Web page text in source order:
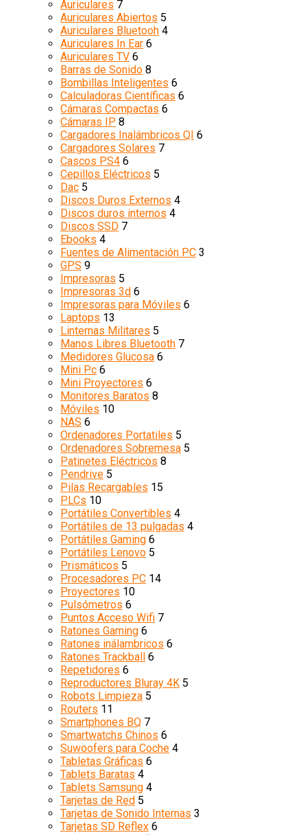
Auriculares 7
Auriculares Abiertos 5
Auriculares Bluetooh 4
Auriculares In Ear 6
Auriculares TV 6
Barras de Sonido 8
Bombillas Inteligentes 6
Calculadoras Científicas 6
Cámaras Compactas 6
Cámaras IP 8
Cargadores Inalámbricos QI 6
Cargadores Solares 7
Cascos PS4 6
Cepillos Eléctricos 5
Dac 5
Discos Duros Externos 4
Discos duros internos 4
Discos SSD 7
Ebooks 4
Fuentes de Alimentación PC 3
GPS 9
Impresoras 5
Impresoras 3d 6
Impresoras para Móviles 6
Laptops 13
Linternas Militares 5
Manos Libres Bluetooth 7
Medidores Glucosa 6
Mini Pc 6
Mini Proyectores 6
Monitores Baratos 8
Móviles 10
NAS 6
Ordenadores Portatiles 5
Ordenadores Sobremesa 5
Patinetes Eléctricos 8
Pendrive 5
Pilas Recargables 15
PLCs 10
Portátiles Convertibles 4
Portátiles de 13 pulgadas 4
Portátiles Gaming 6
Portátiles Lenovo 5
Prismáticos 5
Procesadores PC 14
Proyectores 10
Pulsómetros 6
Puntos Acceso Wifi 7
Ratones Gaming 6
Ratones inálambricos 6
Ratones Trackball 6
Repetidores 6
Reproductores Bluray 4K 5
Robots Limpieza 5
Routers 11
Smartphones BQ 7
Smartwatchs Chinos 6
Suwoofers para Coche 4
Tabletas Gráficas 6
Tablets Baratas 4
Tablets Samsung 4
Tarjetas de Red 5
Tarjetas de Sonido Internas 3
Tarjetas SD Reflex 6